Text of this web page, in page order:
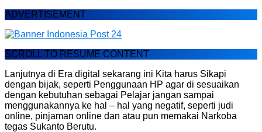
ADVERTISEMENT
SCROLL TO RESUME CONTENT
Lanjutnya di Era digital sekarang ini Kita harus Sikapi
dengan bijak, seperti Penggunaan HP agar di sesuaikan
dengan kebutuhan sebagai Pelajar jangan sampai
menggunakannya ke hal – hal yang negatif, seperti judi
online, pinjaman online dan atau pun memakai Narkoba
tegas Sukanto Berutu.